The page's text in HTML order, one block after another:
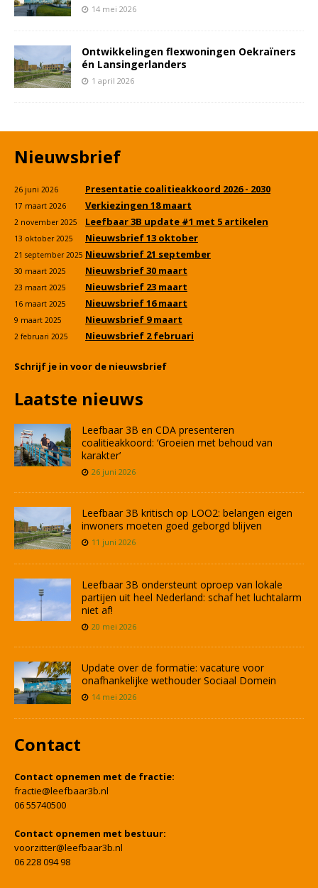
14 mei 2026
Ontwikkelingen flexwoningen Oekraïners
én Lansingerlanders
1 april 2026
Nieuwsbrief
26 juni 2026 Presentatie coalitieakkoord 2026 - 2030
17 maart 2026 Verkiezingen 18 maart
2 november 2025 Leefbaar 3B update #1 met 5 artikelen
13 oktober 2025 Nieuwsbrief 13 oktober
21 september 2025 Nieuwsbrief 21 september
30 maart 2025 Nieuwsbrief 30 maart
23 maart 2025 Nieuwsbrief 23 maart
16 maart 2025 Nieuwsbrief 16 maart
9 maart 2025 Nieuwsbrief 9 maart
2 februari 2025 Nieuwsbrief 2 februari
Schrijf je in voor de nieuwsbrief
Laatste nieuws
Leefbaar 3B en CDA presenteren
coalitieakkoord: ‘Groeien met behoud van
karakter’
26 juni 2026
Leefbaar 3B kritisch op LOO2: belangen eigen
inwoners moeten goed geborgd blijven
11 juni 2026
Leefbaar 3B ondersteunt oproep van lokale
partijen uit heel Nederland: schaf het luchtalarm
niet af!
20 mei 2026
Update over de formatie: vacature voor
onafhankelijke wethouder Sociaal Domein
14 mei 2026
Contact
Contact opnemen met de fractie:
fractie@leefbaar3b.nl
06 55740500
Contact opnemen met bestuur:
voorzitter@leefbaar3b.nl
06 228 094 98